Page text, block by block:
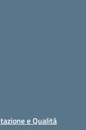
e Qualità